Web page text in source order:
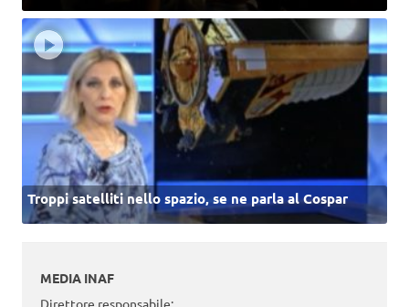
Troppi satelliti nello spazio, se ne parla al Cospar
MEDIA INAF
Direttore responsabile: